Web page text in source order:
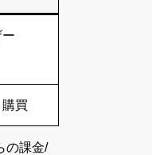
買
の課金/